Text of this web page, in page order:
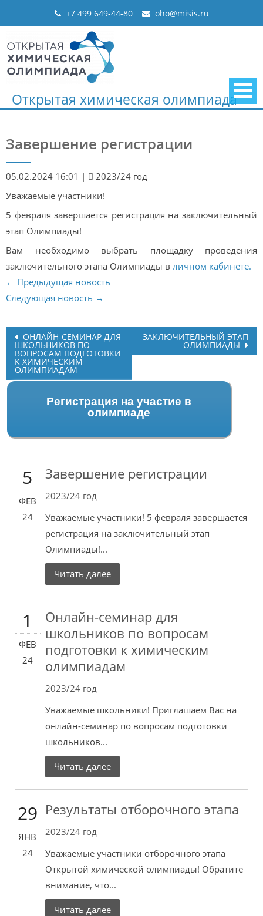
+7 499 649-44-80 oho@misis.ru
Открытая химическая олимпиада
Завершение регистрации
05.02.2024 16:01 |
2023/24 год
Уважаемые участники!
5 февраля завершается регистрация на заключительный
этап Олимпиады!
Вам необходимо выбрать площадку проведения
заключительного этапа Олимпиады в личном кабинете.
← Предыдущая новость
Следующая новость →
Post
navigation
ОНЛАЙН-СЕМИНАР ДЛЯ
ШКОЛЬНИКОВ ПО
ВОПРОСАМ ПОДГОТОВКИ
К ХИМИЧЕСКИМ
ОЛИМПИАДАМ
ЗАКЛЮЧИТЕЛЬНЫЙ ЭТАП
ОЛИМПИАДЫ
Регистрация на участие в
олимпиаде
5
ФЕВ
24
Завершение регистрации
2023/24 год
Уважаемые участники! 5 февраля завершается
регистрация на заключительный этап
Олимпиады!...
Читать далее
1
ФЕВ
24
Онлайн-семинар для
школьников по вопросам
подготовки к химическим
олимпиадам
2023/24 год
Уважаемые школьники! Приглашаем Вас на
онлайн-семинар по вопросам подготовки
школьников...
Читать далее
29
ЯНВ
24
Результаты отборочного этапа
2023/24 год
Уважаемые участники отборочного этапа
Открытой химической олимпиады! Обратите
внимание, что...
Читать далее